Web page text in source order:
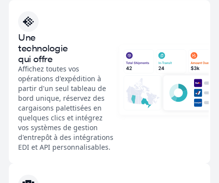
Une
technologie
qui offre
Affichez toutes vos
opérations d'expédition à
partir d'un seul tableau de
bord unique, réservez des
cargaisons palettisées en
quelques clics et intégrez
vos systèmes de gestion
d'entrepôt à des intégrations
EDI et API personnalisables.